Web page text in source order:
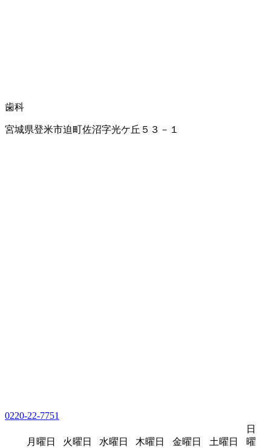
歯科
宮城県登米市迫町佐沼字光ケ丘５３－１
0220-22-7751
月曜日 火曜日 水曜日 木曜日 金曜日 土曜日
日
曜